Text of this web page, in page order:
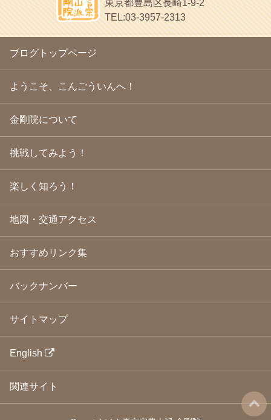
2010年3月
(22)
2010年2月(23)
2010年1月(23)
(18)
2009年11月
(20)
2009年10月(20)
2009年9月 (20)
2009年6月(22)
2009年5月(20)
2009年4月
(24)
2009年3月(21)
2009年2月(19)
2009年1月(25)
2008年10月
(31)
2008年9月(24)
2008年8月(24)
2008年5月(21)
(24)
2008年2月 (21)
2008年1月(23)
2007年12月
2007年9月
2007年8月(26)
ヘェ～という感じ
chocolab.Air♪DIALY
ラブラドールのワンちゃんがかわいいよ
東京都豊島区長崎1-9-2
TEL:03-3957-2313
ブログトップページ
ようこそ、こんごういんへ！
金剛院について
挑戦してみよう！
楽しく知ろう！
地図・交通アクセス
おすすめリンク集
バックナンバー
サイトマップ
English
関連サイト